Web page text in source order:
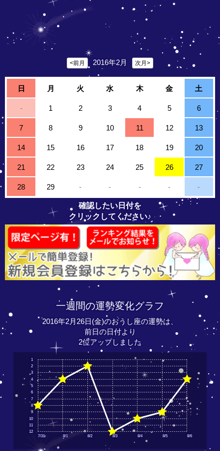
<前月 2016年2月 次月>
日 月 火 水 木 金 土
- 1 2 3 4 5 6
7 8 9 10 11 12 13
14 15 16 17 18 19 20
21 22 23 24 25 26 27
28 29 - - - - -
確認したい日付を
クリックしてください♪
一週間の運勢変化グラフ
2016年2月26日(金)のおうし座の運勢は、
前日の日付より
2位アップしました
7/31 8/1 8/2 8/3 8/4 8/5 8/6
12
11
10
9
8
7
6
5
4
3
2
1